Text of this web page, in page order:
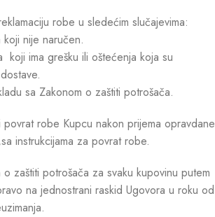
robe u sledećim slučajevima:
nije naručen.
ima grešku ili oštećenja koja su
sa Zakonom o zaštiti potrošača.
robe Kupcu nakon prijema opravdane
instrukcijama za povrat robe.
zaštiti potrošača za svaku kupovinu putem
na jednostrani raskid Ugovora u roku od